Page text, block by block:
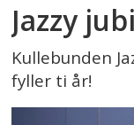
Jazzy
Kullebunden
fyller ti år!